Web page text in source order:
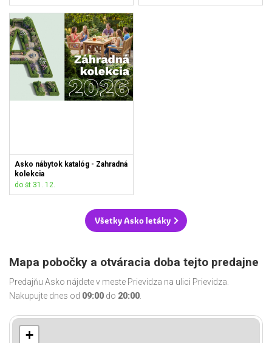
Asko nábytok katalóg - Zahradná
kolekcia
do št 31. 12.
Všetky Asko letáky
Mapa pobočky a otváracia doba tejto predajne
Predajňu Asko nájdete v meste Prievidza na ulici Prievidza.
Nakupujte dnes od 09:00 do 20:00.
+